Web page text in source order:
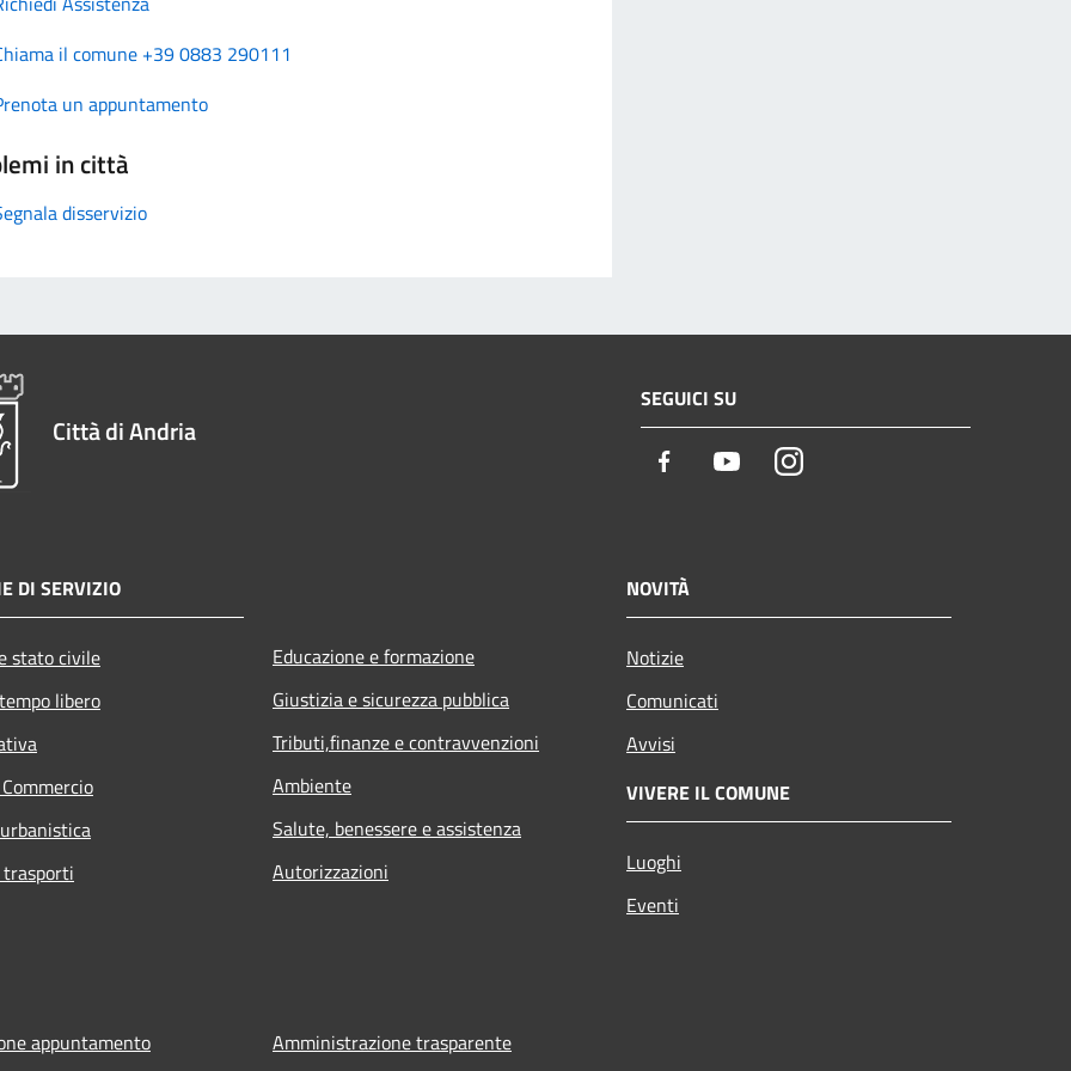
il comune +39 0883 290111
un appuntamento
in città
disservizio
Città di Andria
SEGUICI SU
Facebook YoutubeInstagram
DI SERVIZIO
stato civile
libero
Educazione e formazione
Giustizia e sicurezza pubblica
Tributi,finanze e contravvenzioni
Ambiente
Salute, benessere e assistenza
Autorizzazioni
NOVITÀ
Notizie
Comunicati
Avvisi
VIVERE IL COMUNE
Luoghi
Eventi
appuntamento
Amministrazione trasparente